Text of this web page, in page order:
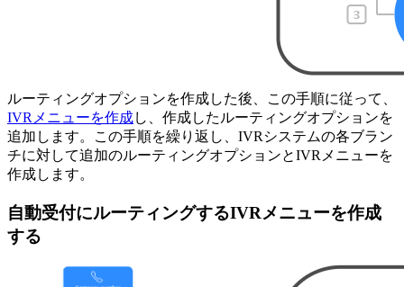
ルーティングオプションを作成した後、この手順に従って、
IVRメニューを作成し、作成したルーティングオプションを
追加します。この手順を繰り返し、IVRシステムの各ブラン
チに対して追加のルーティングオプションとIVRメニューを
作成します。
自動受付にルーティングするIVRメニューを作成
する